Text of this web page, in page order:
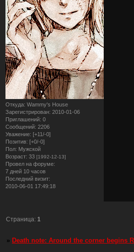
Откуда: Wammy's House
Зарегистрирован: 2010-01-06
Приглашений: 0
Сообщений: 2206
Уважение: [+11/-0]
Позитив: [+0/-0]
Пол: Мужской
Возраст: 33 [1992-12-13]
Провел на форуме:
7 дней 10 часов
Последний визит:
2010-06-01 17:49:18
Страница:1
» Death note: Around the corner begins